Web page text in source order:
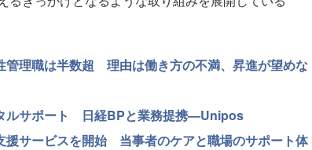
管理職は半数超 理由は働き方の不満、昇進が望めな
ルサポート 日経BPと業務提携—Unipos
援サービスを開始 当事者のケアと職場のサポート体